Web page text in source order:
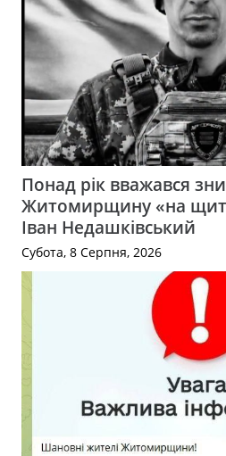
Понад рік вважався
Житомирщину «на
Іван Недашківський
Субота, 8 Серпня, 2026